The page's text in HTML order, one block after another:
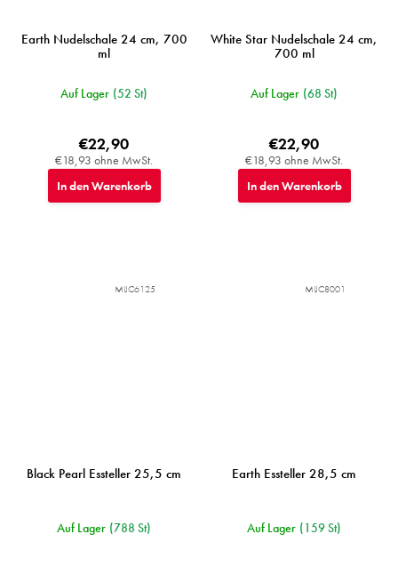
Earth Nudelschale 24 cm, 700
ml
Auf Lager (52 St)
€18,93 ohne MwSt.
€22,90
In den Warenkorb
White Star Nudelschale 24 cm,
700 ml
Auf Lager (68 St)
€18,93 ohne MwSt.
€22,90
In den Warenkorb
Black Pearl Essteller 25,5 cm
Auf Lager (788 St)
MIJC6125
Earth Essteller 28,5 cm
Auf Lager (159 St)
MIJC8001